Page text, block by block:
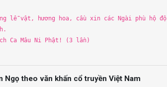
lễ vật, hương hoa, cầu xin các Ngàiphù hộ độ
Ca Mâu Ni Phật! (3lần)
Ngọ theo văn khấn cổ truyền Việt Nam